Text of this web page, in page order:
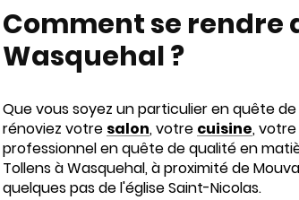
Comment se rendre
Wasquehal ?
Que vous soyez un particulier en quête
rénoviez votre salon, votre cuisine, votre
professionnel en quête de qualité en
Tollens à Wasquehal, à proximité de
quelques pas de l'église Saint-Nicolas.